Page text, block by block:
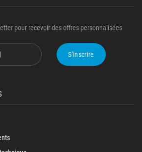
pour recevoir des offres personnalisées
S'inscrire